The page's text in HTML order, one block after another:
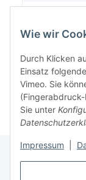
Wie wir
Durch Klicken
Einsatz
Vimeo. Sie
Sie unter
Impressum